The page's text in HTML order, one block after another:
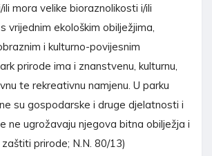
mora velike bioraznolikosti i/ili
vrijednim ekološkim obilježjima,
i kulturno-povijesnim
prirode ima i znanstvenu, kulturnu,
te rekreativnu namjenu. U parku
su gospodarske i druge djelatnosti i
ne ugrožavaju njegova bitna obilježja i
zaštiti prirode; N.N. 80/13)